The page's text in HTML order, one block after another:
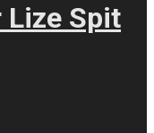
Lize Spit